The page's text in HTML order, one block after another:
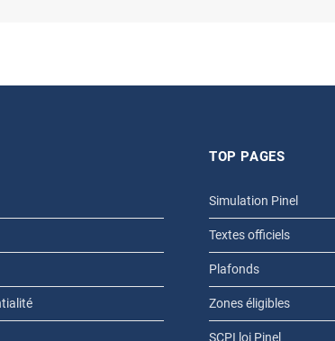
TOP PAGES
Simulation Pinel
Textes officiels
Plafonds
Zones éligibles
SCPI loi Pinel